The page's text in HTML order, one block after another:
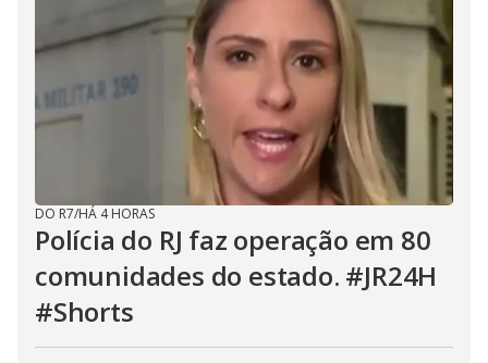
DO R7/HÁ 4 HORAS
Polícia do RJ faz operação em 80
comunidades do estado. #JR24H
#Shorts